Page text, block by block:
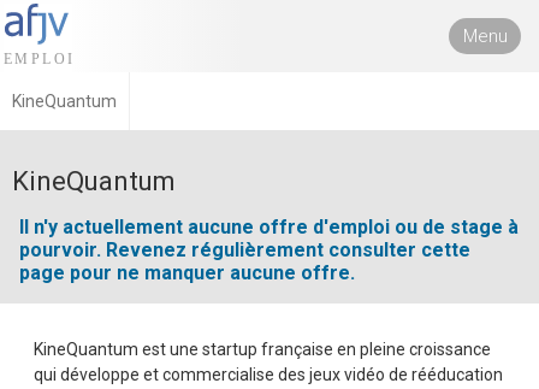
Menu
KineQuantum
KineQuantum
Il n'y actuellement aucune offre d'emploi ou de stage à
pourvoir. Revenez régulièrement consulter cette
page pour ne manquer aucune offre.
KineQuantum est une startup française en pleine croissance
qui développe et commercialise des jeux vidéo de rééducation